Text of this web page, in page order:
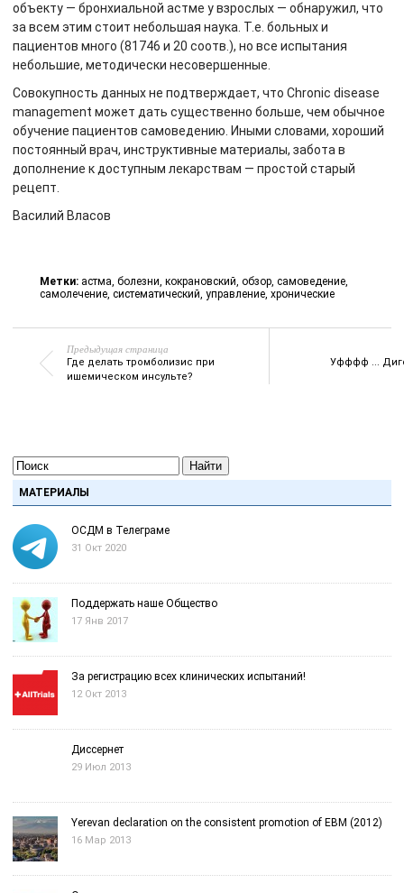
объекту — бронхиальной астме у взрослых — обнаружил, что
за всем этим стоит небольшая наука. Т.е. больных и
пациентов много (81746 и 20 соотв.), но все испытания
небольшие, методически несовершенные.
Совокупность данных не подтверждает, что Chronic disease
management может дать существенно больше, чем обычное
обучение пациентов самоведению. Иными словами, хороший
постоянный врач, инструктивные материалы, забота в
дополнение к доступным лекарствам — простой старый
рецепт.
Василий Власов
Метки: астма, болезни, кокрановский, обзор, самоведение,
самолечение, систематический, управление, хронические
Предыдущая страница
Где делать тромболизис при
ишемическом инсульте?
Уфффф ...
Найти
МАТЕРИАЛЫ
ОСДМ в Телеграме
31 Окт 2020
Поддержать наше Общество
17 Янв 2017
За регистрацию всех клинических испытаний!
12 Окт 2013
Диссернет
29 Июл 2013
Yerevan declaration on the consistent promotion of EBM (2012)
16 Мар 2013